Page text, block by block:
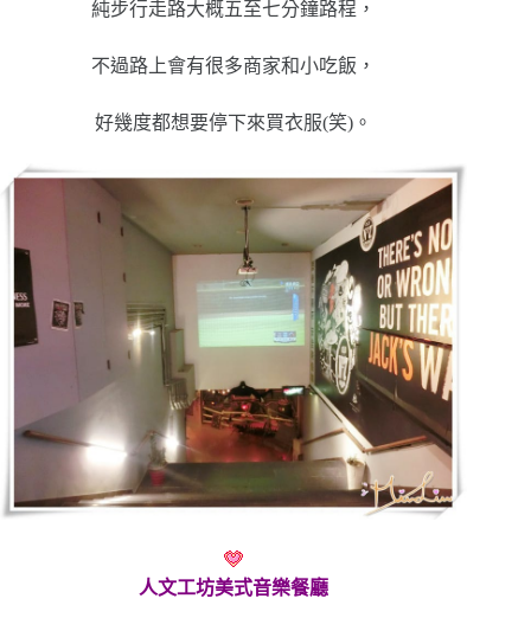
純步行走路大概五至七分鐘路程，
不過路上會有很多商家和小吃飯，
好幾度都想要停下來買衣服(笑)。
人文工坊美式音樂餐廳